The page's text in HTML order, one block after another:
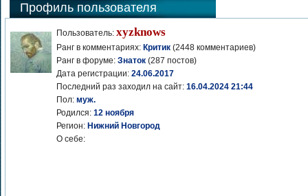
Профиль пользователя
Пользователь: xyzknows
Ранг в комментариях: Критик (2448 комментариев)
Ранг в форуме: Знаток (287 постов)
Дата регистрации: 24.06.2017
Последний раз заходил на сайт: 16.04.2024 21:44
Пол: муж.
Родился: 12 ноября
Регион: Нижний Новгород
О себе: